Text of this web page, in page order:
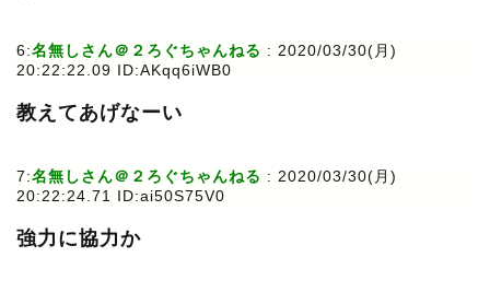
6:名無しさん＠２ろぐちゃんねる : 2020/03/30(月)
20:22:22.09 ID:AKqq6iWB0
教えてあげなーい
7:名無しさん＠２ろぐちゃんねる : 2020/03/30(月)
20:22:24.71 ID:ai50S75V0
強力に協力か